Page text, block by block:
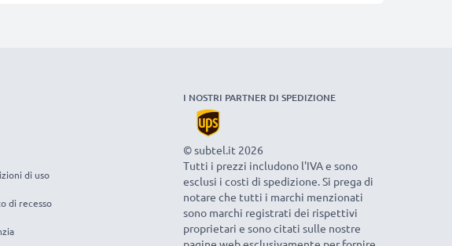
di uso
di recesso
I NOSTRI PARTNER DI SPEDIZIONE
© subtel.it 2026
Tutti i prezzi includono l'IVA e sono
esclusi i costi di spedizione. Si prega di
notare che tutti i marchi menzionati
sono marchi registrati dei rispettivi
proprietari e sono citati sulle nostre